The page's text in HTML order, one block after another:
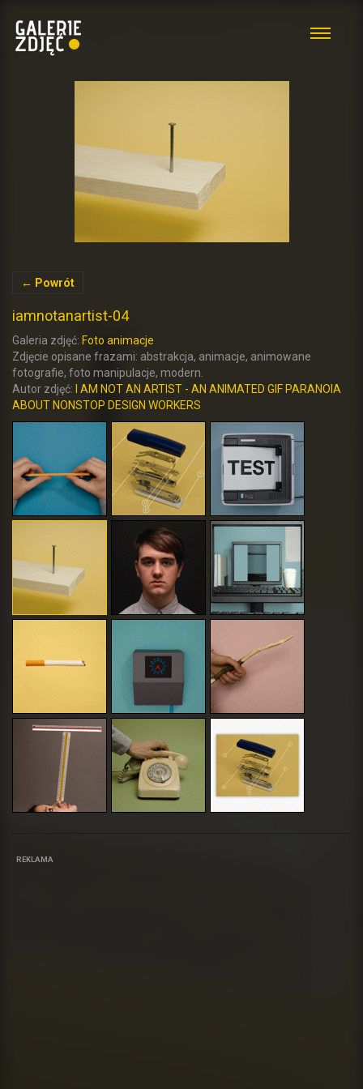
← Powrót
iamnotanartist-04
Galeria zdjęć: Foto animacje
Zdjęcie opisane frazami: abstrakcja, animacje, animowane
fotografie, foto manipulacje, modern.
Autor zdjęć:
I AM NOT AN ARTIST - AN ANIMATED GIF PARANOIA
ABOUT NONSTOP DESIGN WORKERS
REKLAMA